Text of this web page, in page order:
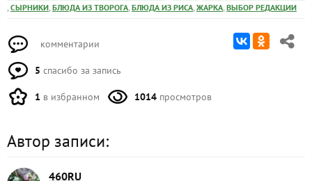
, СЫРНИКИ, БЛЮДА ИЗ ТВОРОГА, БЛЮДА ИЗ РИСА, ЖАРКА, ВЫБОР РЕДАКЦИИ
комментарии
5 спасибо за запись
1 в избранном 1014 просмотров
Автор записи:
460RU